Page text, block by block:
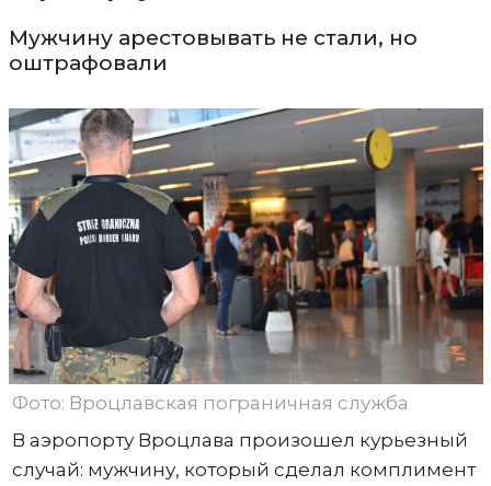
Мужчину арестовывать не стали, но
оштрафовали
Фото: Вроцлавская пограничная служба
В аэропорту Вроцлава произошел курьезный
случай: мужчину, который сделал комплимент